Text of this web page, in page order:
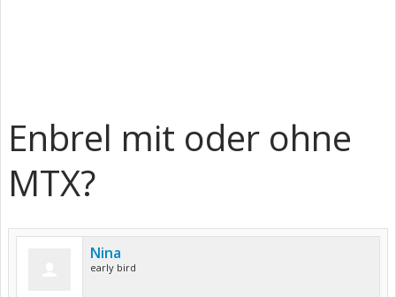
Enbrel mit oder ohne
MTX?
Nina
early bird